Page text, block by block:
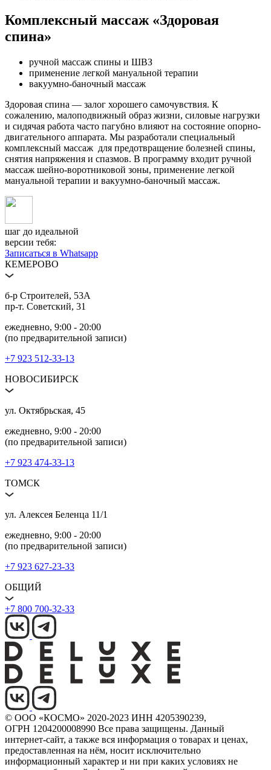
Комплексный массаж «Здоровая
спина»
ручной массаж спины и ШВЗ
применение легкой мануальной терапии
вакуумно-баночный массаж
Здоровая спина — залог хорошего самочувствия. К
сожалению, малоподвижный образ жизни, силовые нагрузки
и сидячая работа часто пагубно влияют на состояние опорно-
двигательного аппарата. Мы разработали специальный
комплексный массаж для предотвращение болезней спины,
снятия напряжения и спазмов. В программу входит ручной
массаж шейно-воротниковой зоны, применение легкой
мануальной терапии и вакуумно-баночный массаж.
шаг до идеальной
версии тебя:
Записаться в Whatsapp
КЕМЕРОВО
б‑р Строителей, 53А
пр‑т. Советский, 31
ежедневно, 9:00 ‑ 20:00
(по предварительной записи)
+7 923 512‑33‑13
НОВОСИБИРСК
ул. Октябрьская, 45
ежедневно, 9:00 ‑ 20:00
(по предварительной записи)
+7 923 474‑33‑13
ТОМСК
ул. Алексея Беленца 11/1
ежедневно, 9:00 ‑ 20:00
(по предварительной записи)
+7 923 627‑23‑33
ОБЩИЙ
+7 800 700‑32‑33
© ООО «КОСМО» 2020-2023 ИНН 4205390239,
ОГРН 1204200008990 Все права защищены. Данный
интернет-сайт, а также вся информация о товарах и ценах,
предоставленная на нём, носит исключительно
информационный характер и ни при каких условиях не